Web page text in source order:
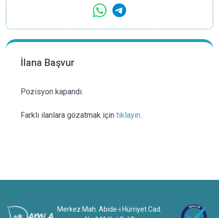
İlana Başvur
Pozisyon kapandı.
Farklı ilanlara gözatmak için tıklayın.
Merkez Mah. Abide-i Hürriyet Cad.